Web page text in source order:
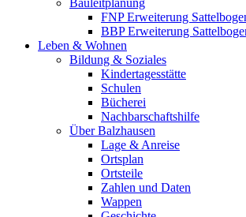
Bauleitplanung
FNP Erweiterung
BBP Erweiterung
Leben & Wohnen
Bildung & Soziales
Kindertagesstätte
Schulen
Bücherei
Nachbarschaftshilfe
Über Balzhausen
Lage & Anreise
Ortsplan
Ortsteile
Zahlen und Daten
Wappen